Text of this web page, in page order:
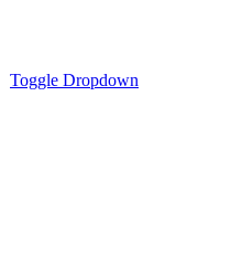
Toggle Dropdown